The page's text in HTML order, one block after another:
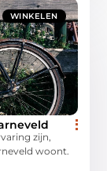
WINKELEN
zijn,
woont.